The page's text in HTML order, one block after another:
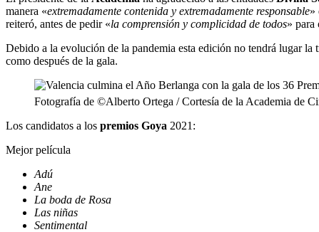
manera «extremadamente contenida y extremadamente responsable»
reiteró, antes de pedir «la comprensión y complicidad de todos» para
Debido a la evolución de la pandemia esta edición no tendrá lugar la
como después de la gala.
Fotografía de ©Alberto Ortega / Cortesía de la Academia de
Los candidatos a los premios Goya 2021:
Mejor película
Adú
Ane
La boda de Rosa
Las niñas
Sentimental